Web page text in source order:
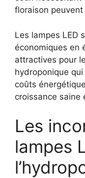
floraison
Les lampes LED
économiques en
attractives pour
hydroponique
coûts
croissance saine
Les
lampes